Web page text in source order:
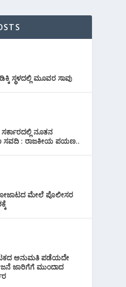
ಸ್ಥಳದಲ್ಲಿ ಮೂವರ ಸಾವು
ನೂತನ
ಸವದಿ : ರಾಜಕೀಯ ಪಯಣ..
ಮೇಲೆ ಪೊಲೀಸರ
ಅನುಮತಿ ಪಡೆಯದೇ
ಜಾರಿಗೆಗೆ ಮುಂದಾದ